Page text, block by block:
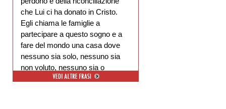
che Lui ci ha donato in Cristo.
Egli chiama le famiglie a
partecipare a questo sogno e a
fare del mondo una casa dove
nessuno sia solo, nessuno sia
non voluto, nessuno sia o